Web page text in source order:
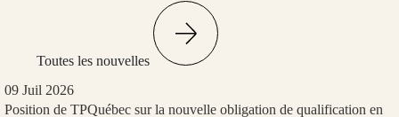
Toutes les nouvelles
09 Juil 2026
Position de TPQuébec sur la nouvelle obligation de qualification en